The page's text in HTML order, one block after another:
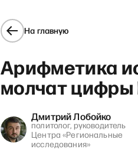
На главную
Арифметика
молчат
Дмитрий Лобойко
политолог, руководитель
Центра «Региональные
исследования»